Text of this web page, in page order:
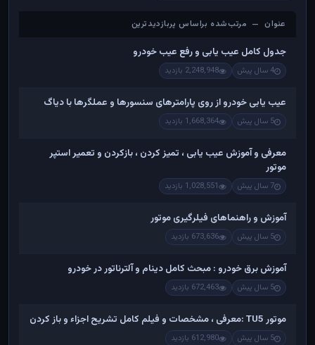
عنوان — مرتب‌شده براساس پربازدیدترین
عنوان — مرتب‌شده براساس پربازدیدترین
جدول کامل عیب یابی و رفع عیب خودرو
4 سال پیش 2,248,948 بازدید
عیب یابی خودرو از روی پارامترهای سنسورها و عملگرها با دیاگ
5 سال پیش 1,668,364 بازدید
معرفی و آموزش عیب یابی ، تمیز کردن ، بازکردن و تعمیر استپر
موتور
7 سال پیش 1,028,551 بازدید
آموزش و راهنماهای فیلرگیری موتور
5 سال پیش 673,636 بازدید
آموزش برق خودرو : مبحث کامل دینام و آلترناتور در خودرو
5 سال پیش 672,463 بازدید
موتور TU5 :معرفی ، مشخصات و فیلم کامل تشریح اجزاء و باز کردن
5 سال پیش 612,980 بازدید